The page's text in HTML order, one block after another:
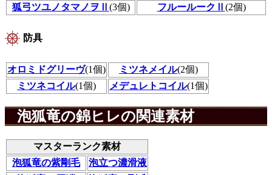
狐弓ツユノタマノヲⅡ (3個) フルールークⅡ (2個)
防具
オロミドグリーヴ(1個) ミツネメイル(2個)
ミツネコイル(1個) メデュレトコイル(1個)
泡狐竜の錦ヒレの関連素材
マスターランク素材
泡狐竜の紫剛毛
泡立つ濃滑液